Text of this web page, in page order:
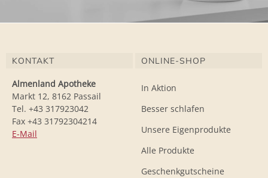
KONTAKT
Almenland Apotheke
Markt 12, 8162 Passail
Tel. +43 317923042
Fax +43 31792304214
E-Mail
ONLINE-SHOP
In Aktion
Besser schlafen
Unsere Eigenprodukte
Alle Produkte
Geschenkgutscheine